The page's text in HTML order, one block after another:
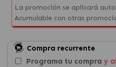
La promoción se aplicará
Acumulable con otras
Compra recurrente
Programa tu compra y